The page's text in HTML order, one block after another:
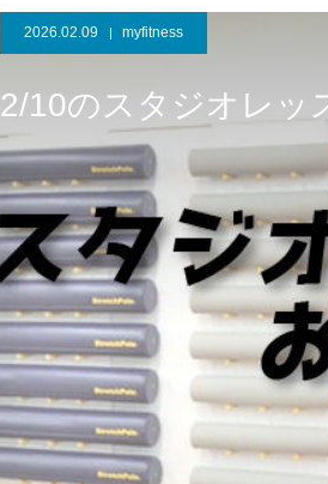
2026.02.09 myfitness
2/10のスタジオレッ